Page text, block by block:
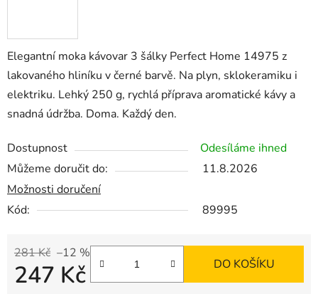
Elegantní moka kávovar 3 šálky Perfect Home 14975 z
lakovaného hliníku v černé barvě. Na plyn, sklokeramiku i
elektriku. Lehký 250 g, rychlá příprava aromatické kávy a
snadná údržba. Doma. Každý den.
Dostupnost
Odesíláme ihned
Můžeme doručit do:
11.8.2026
Možnosti doručení
Kód:
89995
281 Kč –12 %
247 Kč DO KOŠÍKU